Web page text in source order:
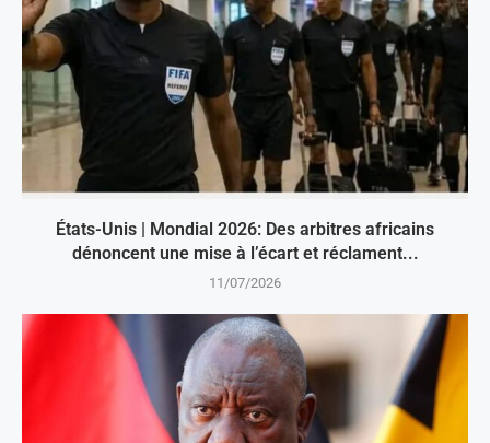
États-Unis | Mondial 2026: Des arbitres africains
dénoncent une mise à l’écart et réclament...
11/07/2026